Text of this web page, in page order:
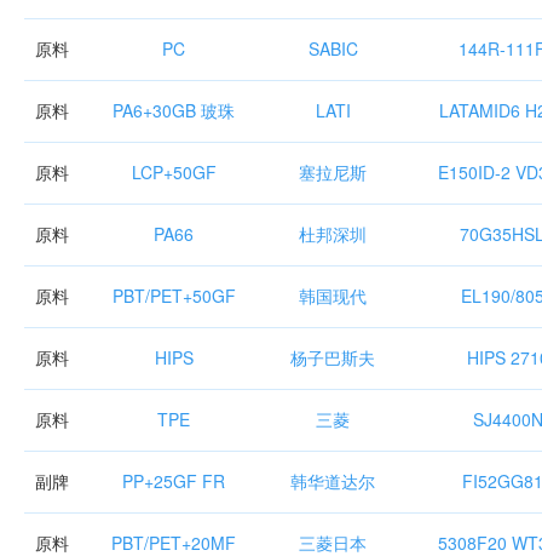
原料 PC SABIC 144R-
原料 PA6+30GB 玻珠 LATI LATAMID6
原料 LCP+50GF 塞拉尼斯 E150ID-2
原料 PA66 杜邦深圳
原料 PBT/PET+50GF 韩国现代 EL190/
原料 HIPS 杨子巴斯夫 HIPS
原料 TPE 三菱 SJ4400N
副牌 PP+25GF FR 韩华道达尔
原料 PBT/PET+20MF 三菱日本 5308F20